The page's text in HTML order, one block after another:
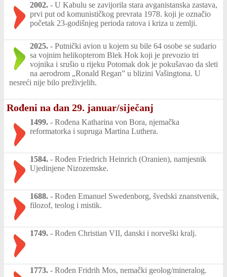
2002. - U Kabulu se zavijorila stara avganistanska zastava,
prvi put od komunističkog prevrata 1978. koji je označio
početak 23-godišnjeg perioda ratova i kriza u zemlji.
2025. - Putnički avion u kojem su bile 64 osobe se sudario
sa vojnim helikopterom Blek Hok koji je prevozio tri
vojnika i srušio u rijeku Potomak dok je pokušavao da sleti
na aerodrom „Ronald Regan” u blizini Vašingtona. U
nesreći nije bilo preživjelih.
Rođeni na dan 29. januar/siječanj
1499. - Rođena Katharina von Bora, njemačka
reformatorka i supruga Martina Luthera.
1584. - Rođen Friedrich Heinrich (Oranien), namjesnik
Ujedinjene Nizozemske.
1688. - Rođen Emanuel Swedenborg, švedski znanstvenik,
filozof, teolog i mistik.
1749. - Rođen Christian VII, danski i norveški kralj.
1773. - Rođen Fridrih Mos, nemački geolog/mineralog.